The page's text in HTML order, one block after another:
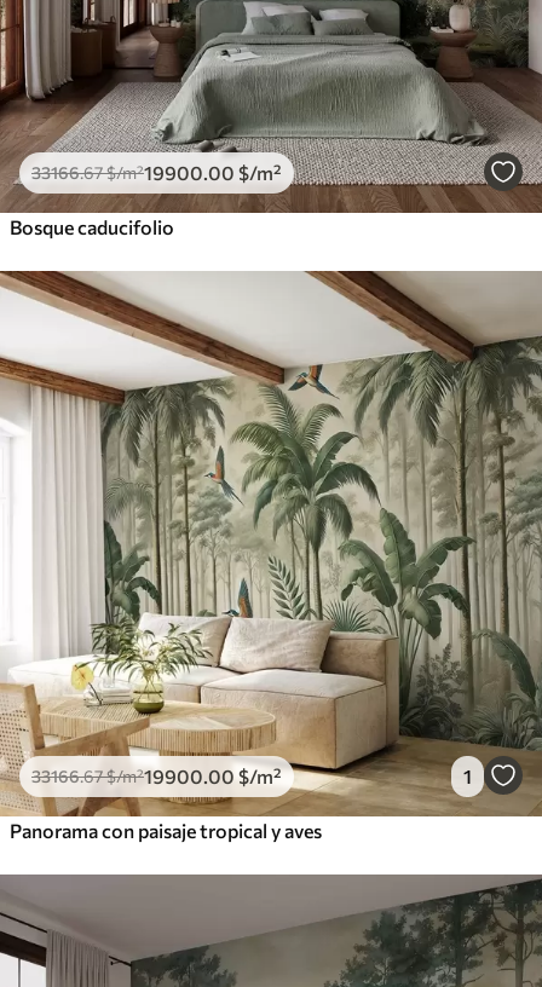
33166.67$/m²19900.00 $/m²
Bosque caducifolio
33166.67$/m²19900.00 $/m² 1
Panorama con paisaje tropical y aves